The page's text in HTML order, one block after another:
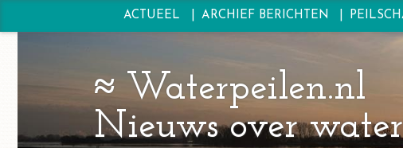
ACTUEEL ARCHIEF BERICHTEN
Waterpeilen.nl
Nieuws over